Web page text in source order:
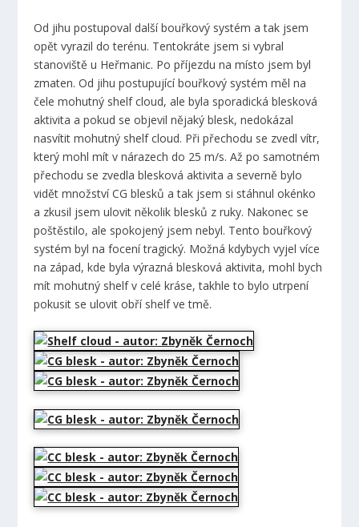
Od jihu postupoval další bouřkový systém a tak jsem
opět vyrazil do terénu. Tentokráte jsem si vybral
stanoviště u Heřmanic. Po příjezdu na místo jsem byl
zmaten. Od jihu postupující bouřkový systém měl na
čele mohutný shelf cloud, ale byla sporadická blesková
aktivita a pokud se objevil nějaký blesk, nedokázal
nasvítit mohutný shelf cloud. Při přechodu se zvedl vítr,
který mohl mít v nárazech do 25 m/s. Až po samotném
přechodu se zvedla blesková aktivita a severně bylo
vidět množství CG blesků a tak jsem si stáhnul okénko
a zkusil jsem ulovit několik blesků z ruky. Nakonec se
poštěstilo, ale spokojený jsem nebyl. Tento bouřkový
systém byl na focení tragický. Možná kdybych vyjel více
na západ, kde byla výrazná blesková aktivita, mohl bych
mít mohutný shelf v celé kráse, takhle to bylo utrpení
pokusit se ulovit obří shelf ve tmě.